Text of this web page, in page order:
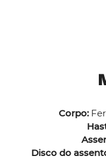
Corpo:
Disco do